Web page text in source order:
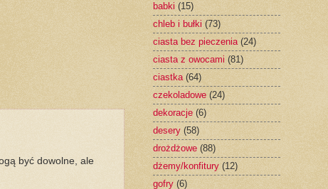
być dowolne, ale
babki (15)
chleb i bułki (73)
ciasta bez pieczenia (24)
ciasta z owocami (81)
ciastka (64)
czekoladowe (24)
dekoracje (6)
desery (58)
drożdżowe (88)
dżemy/konfitury (12)
gofry (6)